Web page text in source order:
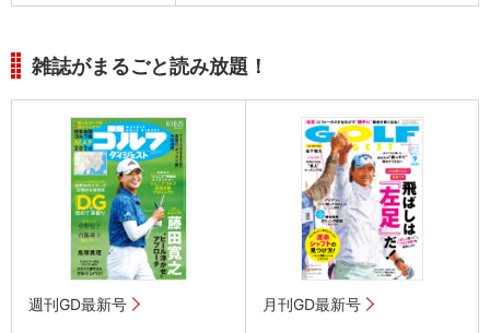
雑誌がまるごと読み放題！
週刊GD最新号 月刊GD最新号